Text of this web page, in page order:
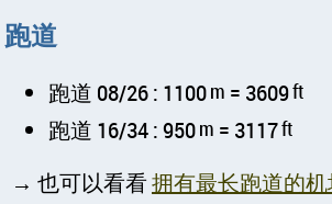
跑道
跑道 08/26 : 1100m = 3609ft
跑道 16/34 : 950m = 3117ft
→ 也可以看看拥有最长跑道的机